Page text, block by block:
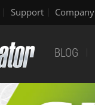
Support Company
BLOG